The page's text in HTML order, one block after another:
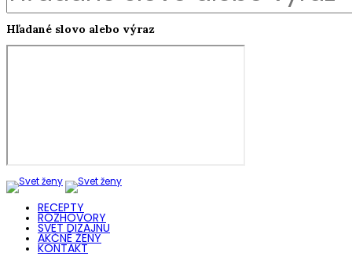
Hľadané slovo alebo výraz
RECEPTY
ROZHOVORY
SVET DIZAJNU
AKČNÉ ŽENY
KONTAKT